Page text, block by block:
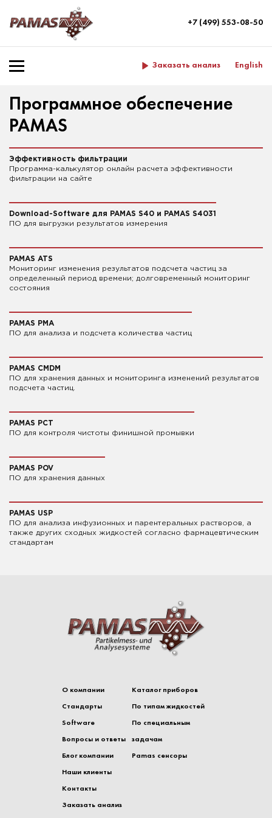
+7 (499) 553-08-50
Заказать анализ English
Программное обеспечение
PAMAS
Эффективность фильтрации
Программа-калькулятор онлайн расчета эффективности
фильтрации на сайте
Download-Software для PAMAS S40 и PAMAS S4031
ПО для выгрузки результатов измерения
PAMAS ATS
Мониторинг изменения результатов подсчета частиц за
определенный период времени; долговременный мониторинг
состояния
PAMAS PMA
ПО для анализа и подсчета количества частиц
PAMAS CMDM
ПО для хранения данных и мониторинга изменений результатов
подсчета частиц.
PAMAS PCT
ПО для контроля чистоты финишной промывки
PAMAS POV
ПО для хранения данных
PAMAS USP
ПО для анализа инфузионных и парентеральных растворов, а
также других сходных жидкостей согласно фармацевтическим
стандартам
О компании
Стандарты
Software
Вопросы и ответы
Блог компании
Наши клиенты
Контакты
Заказать анализ
Каталог приборов
По типам жидкостей
По специальным
задачам
Pamas сенсоры